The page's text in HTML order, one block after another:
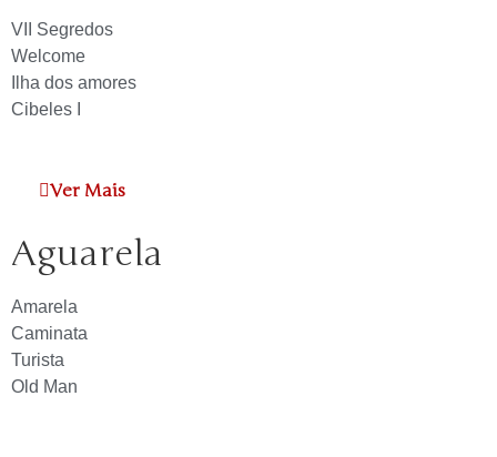
VII Segredos
Welcome
Ilha dos amores
Cibeles I
Ver Mais
Aguarela
Amarela
Caminata
Turista
Old Man